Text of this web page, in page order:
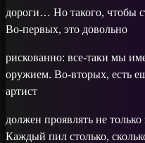
дороги… Но такого, чтобы
Во-первых, это довольно
рискованно: все-таки мы
оружием. Во-вторых, есть
артист
должен проявлять не
Каждый пил столько,